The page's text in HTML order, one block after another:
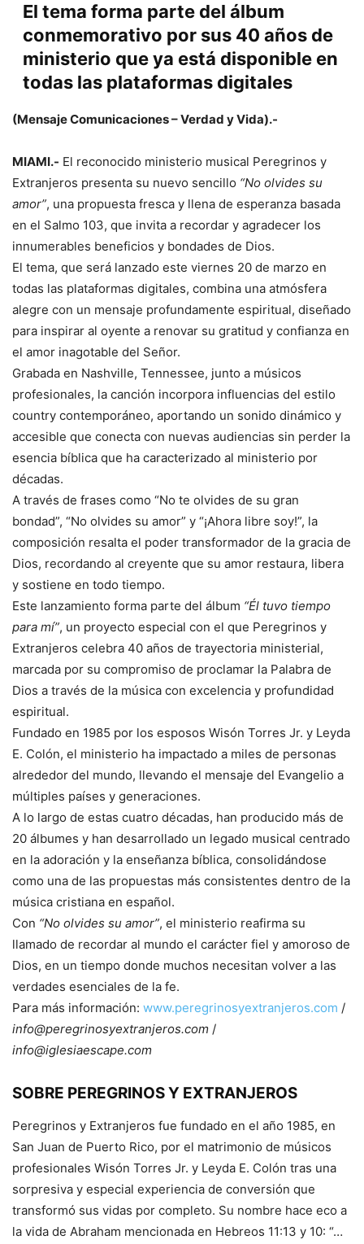
El tema forma parte del álbum
conmemorativo por sus 40 años de
ministerio que ya está disponible en
todas las plataformas digitales
(Mensaje Comunicaciones – Verdad y Vida).-
MIAMI.- El reconocido ministerio musical Peregrinos y
Extranjeros presenta su nuevo sencillo “No olvides su
amor”, una propuesta fresca y llena de esperanza basada
en el Salmo 103, que invita a recordar y agradecer los
innumerables beneficios y bondades de Dios.
El tema, que será lanzado este viernes 20 de marzo en
todas las plataformas digitales, combina una atmósfera
alegre con un mensaje profundamente espiritual, diseñado
para inspirar al oyente a renovar su gratitud y confianza en
el amor inagotable del Señor.
Grabada en Nashville, Tennessee, junto a músicos
profesionales, la canción incorpora influencias del estilo
country contemporáneo, aportando un sonido dinámico y
accesible que conecta con nuevas audiencias sin perder la
esencia bíblica que ha caracterizado al ministerio por
décadas.
A través de frases como “No te olvides de su gran
bondad”, “No olvides su amor” y “¡Ahora libre soy!”, la
composición resalta el poder transformador de la gracia de
Dios, recordando al creyente que su amor restaura, libera
y sostiene en todo tiempo.
Este lanzamiento forma parte del álbum “Él tuvo tiempo
para mí”, un proyecto especial con el que Peregrinos y
Extranjeros celebra 40 años de trayectoria ministerial,
marcada por su compromiso de proclamar la Palabra de
Dios a través de la música con excelencia y profundidad
espiritual.
Fundado en 1985 por los esposos Wisón Torres Jr. y Leyda
E. Colón, el ministerio ha impactado a miles de personas
alrededor del mundo, llevando el mensaje del Evangelio a
múltiples países y generaciones.
A lo largo de estas cuatro décadas, han producido más de
20 álbumes y han desarrollado un legado musical centrado
en la adoración y la enseñanza bíblica, consolidándose
como una de las propuestas más consistentes dentro de la
música cristiana en español.
Con “No olvides su amor”, el ministerio reafirma su
llamado de recordar al mundo el carácter fiel y amoroso de
Dios, en un tiempo donde muchos necesitan volver a las
verdades esenciales de la fe.
Para más información: www.peregrinosyextranjeros.com /
info@peregrinosyextranjeros.com /
info@iglesiaescape.com
SOBRE PEREGRINOS Y EXTRANJEROS
Peregrinos y Extranjeros fue fundado en el año 1985, en
San Juan de Puerto Rico, por el matrimonio de músicos
profesionales Wisón Torres Jr. y Leyda E. Colón tras una
sorpresiva y especial experiencia de conversión que
transformó sus vidas por completo. Su nombre hace eco a
la vida de Abraham mencionada en Hebreos 11:13 y 10: “…